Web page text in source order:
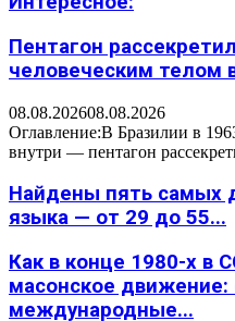
Пентагон
человеческим телом
08.08.202608.08.2026
Оглавление:В Бразилии в
внутри — пентагон
Найдены пять самых
языка — от 29 до 55...
Как в конце 1980-х в
масонское
международные...